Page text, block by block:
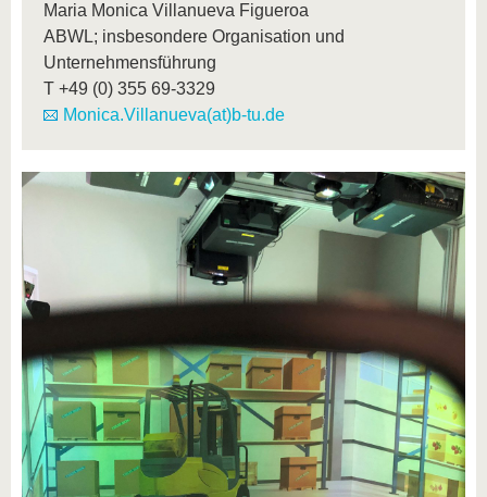
Maria Monica Villanueva Figueroa
ABWL; insbesondere Organisation und
Unternehmensführung
T +49 (0) 355 69-3329
Monica.Villanueva(at)b-tu.de